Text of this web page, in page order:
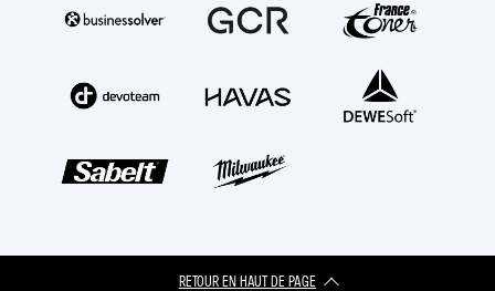
RETOUR EN HAUT DE PAGE​